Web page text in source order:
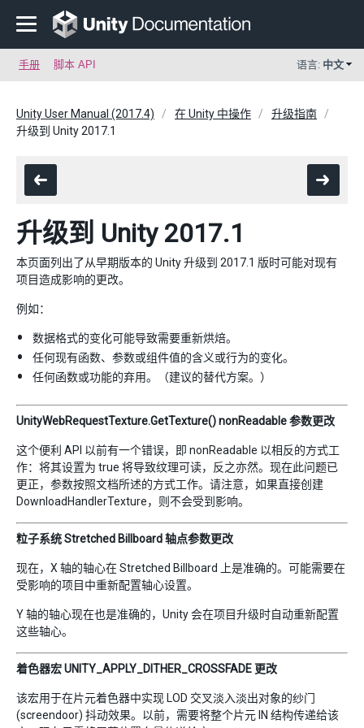
手册 脚本 API 语言: 中文
Unity User Manual (2017.4) 在 Unity 中操作
升级指南
升级到 Unity 2017.1
升级到 Unity 2017.1
本页面列出了从早期版本的 Unity 升级到 2017.1 版时可能对现有
项目造成影响的更改。
例如：
数据格式的变化可能导致需要重新烘焙。
任何现有函数、参数或组件值的含义或行为的变化。
任何函数或功能的弃用。（建议的替代方案。）
UnityWebRequestTexture.GetTexture() nonReadable 参数更改
这个便利 API 以前有一个错误，即 nonReadable 以相反的方式工
作：将其设置为 true 将导致纹理可读，反之亦然。现在此问题已
更正，参数按照文档所述的方式工作。请注意，如果直接创建
DownloadHandlerTexture，则不会受到影响。
粒子系统 Stretched Billboard 轴点参数更改
现在，X 轴的轴心在 Stretched Billboard 上是准确的。可能需要在
受影响的项目中重新配置轴心设置。
Y 轴的轴心现在也是准确的，Unity 会在项目升级时自动重新配置
这些轴心。
着色器宏 UNITY_APPLY_DITHER_CROSSFADE 更改
该宏用于在片元着色器中实现 LOD 交叉淡入淡出对象的纱门
(screendoor) 抖动效果。以前，需要将整个片元 IN 结构传递给该